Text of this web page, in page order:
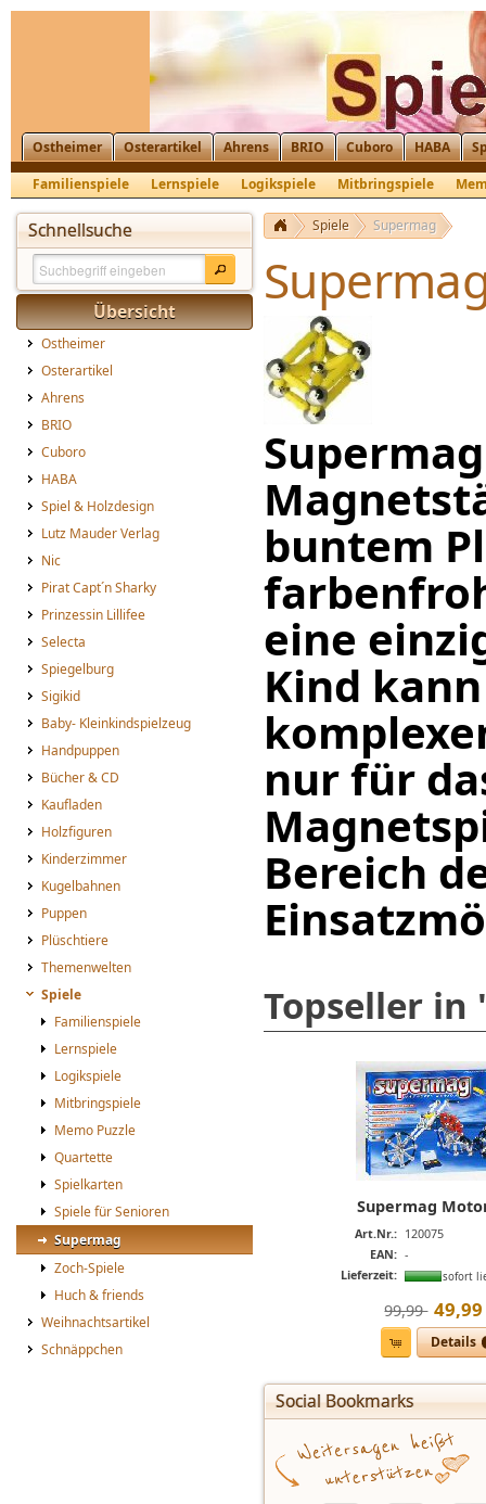
Ostheimer Osterartikel Ahrens BRIO Cuboro HABA
Familienspiele
Lernspiele Logikspiele Mitbringspiele
Schnellsuche
Übersicht
Ostheimer
Osterartikel
Ahrens
BRIO
Cuboro
HABA
Spiel & Holzdesign
Lutz Mauder Verlag
Nic
Pirat Capt´n Sharky
Prinzessin Lillifee
Selecta
Spiegelburg
Sigikid
Baby- Kleinkindspielzeug
Handpuppen
Bücher & CD
Kaufladen
Holzfiguren
Kinderzimmer
Kugelbahnen
Puppen
Plüschtiere
Themenwelten
Spiele
Familienspiele
Lernspiele
Logikspiele
Mitbringspiele
Memo Puzzle
Quartette
Spielkarten
Spiele für Senioren
Supermag
Zoch-Spiele
Huch & friends
Weihnachtsartikel
Schnäppchen
Spiele Supermag
buntem
eine
Kind
nur für
Bereich
Topseller in
Supermag
Art.Nr.: 120075
EAN: -
Lieferzeit:
sofort
99,99  49,99
Details
Social Bookmarks